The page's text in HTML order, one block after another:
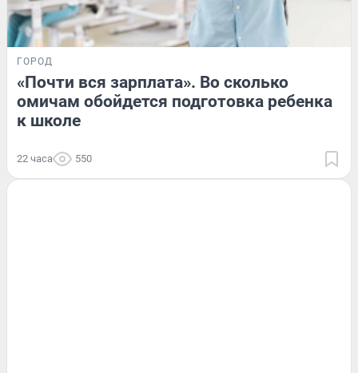
ГОРОД
«Почти вся зарплата». Во сколько
омичам обойдется подготовка ребенка
к школе
22 часа 550